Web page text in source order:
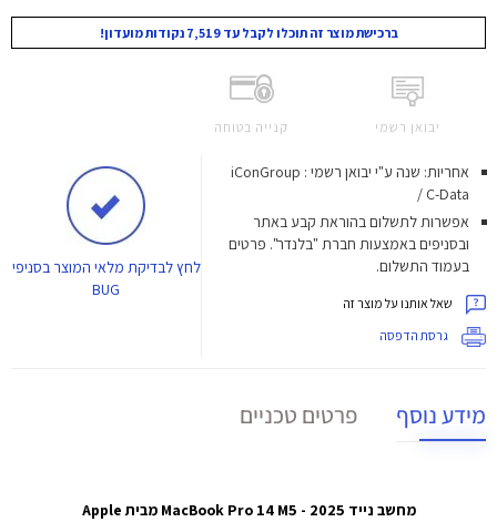
ברכישת מוצר זה תוכלו לקבל עד 7,519 נקודות מועדון!
יבואן רשמי קנייה בטוחה
אחריות: שנה ע"י יבואן רשמי : iConGroup
/ C-Data
אפשרות לתשלום בהוראת קבע באתר
ובסניפים באמצעות חברת "בלנדר". פרטים
בעמוד התשלום.
שאל אותנו על מוצר זה
גרסת הדפסה
לחץלבדיקת מלאי המוצר בסניפי
BUG
מידע נוסף פרטים טכניים
מחשב נייד MacBook Pro 14 M5 - 2025 מבית Apple